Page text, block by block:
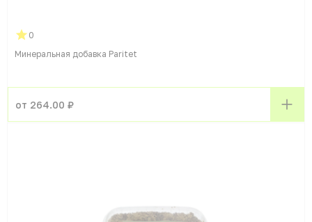
0
Минеральная добавка Paritet
от 264.00 ₽